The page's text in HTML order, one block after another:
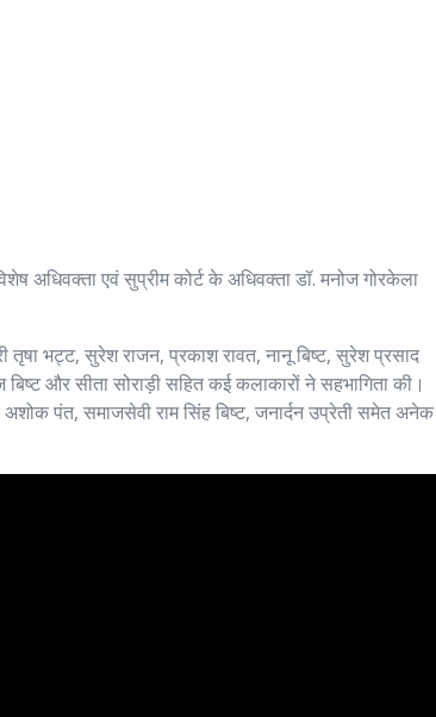
अधिवक्ता एवं सुप्रीम कोर्ट के अधिवक्ता डॉ. मनोज गोरकेला
तृषा भट्ट, सुरेश राजन, प्रकाश रावत, नानू बिष्ट, सुरेश प्रसाद
और सीता सोराड़ी सहित कई कलाकारों ने सहभागिता की।
अशोक पंत, समाजसेवी राम सिंह बिष्ट, जनार्दन उप्रेती समेत अनेक